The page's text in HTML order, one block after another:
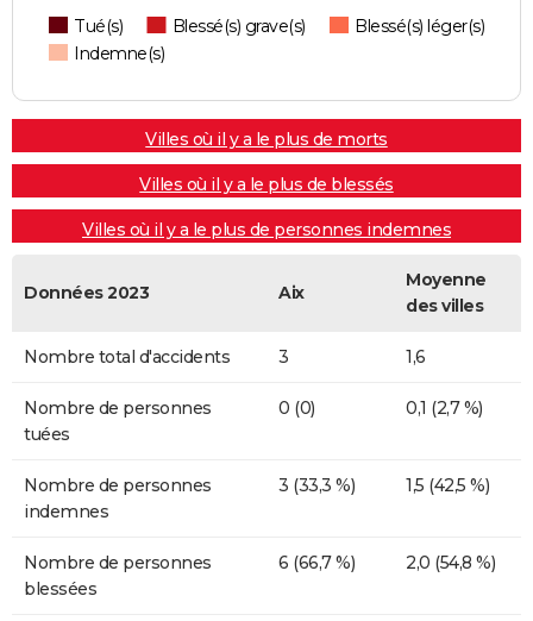
Tué(s) Blessé(s) grave(s)
Blessé(s) léger(s)
Indemne(s)
Villes où il y a le plus de morts
Villes où il y a le plus de blessés
Villes où il y a le plus de personnes indemnes
Données 2023 Aix
Moyenne
des villes
Nombre total d'accidents 3 1,6
Nombre de personnes
tuées
0 (0) 0,1 (2,7 %)
Nombre de personnes
indemnes
3 (33,3 %) 1,5 (42,5 %)
Nombre de personnes
blessées
6 (66,7 %) 2,0 (54,8 %)